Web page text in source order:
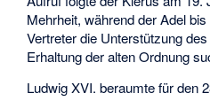
Mehrheit, während der Adel
Vertreter die Unterstützung
Erhaltung der alten Ordnung
Ludwig XVI. beraumte für den